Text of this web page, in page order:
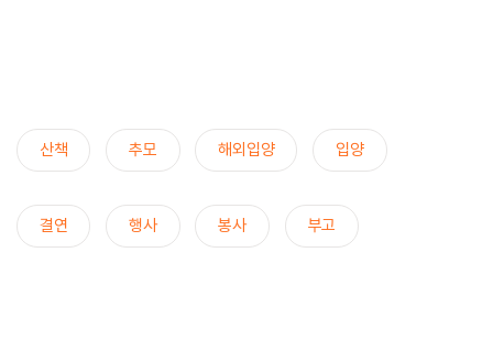
산책 추모 해외입양 입양
결연 행사 봉사 부고